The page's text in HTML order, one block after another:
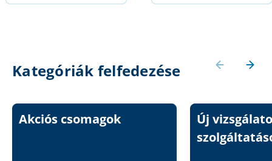
Kategóriák felfedezése
Akciós csomagok
Új